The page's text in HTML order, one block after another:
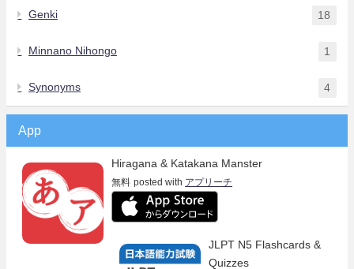
Genki 18
Minnano Nihongo 1
Synonyms 4
App
Hiragana & Katakana Manster
無料 posted with アプリーチ
JLPT N5 Flashcards &
Quizzes